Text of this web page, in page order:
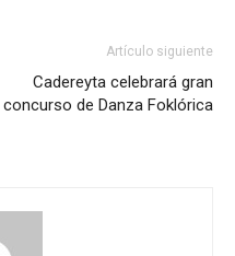
Artículo siguiente
Cadereyta celebrará gran
concurso de Danza Foklórica